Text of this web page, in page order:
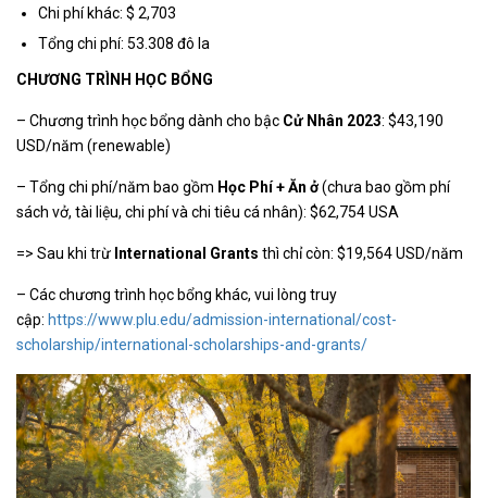
Chi phí khác: $ 2,703
Tổng chi phí: 53.308 đô la
CHƯƠNG TRÌNH HỌC BỔNG
– Chương trình học bổng dành cho bậc Cử Nhân 2023: $43,190
USD/năm (renewable)
– Tổng chi phí/năm bao gồm Học Phí + Ăn ở(chưa bao gồm phí
sách vở, tài liệu, chi phí và chi tiêu cá nhân): $62,754 USA
=> Sau khi trừ International Grants thì chỉ còn: $19,564 USD/năm
– Các chương trình học bổng khác, vui lòng truy
cập: https://www.plu.edu/admission-international/cost-
scholarship/international-scholarships-and-grants/